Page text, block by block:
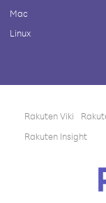
Mac
Linux
Rakuten Viki
Rakuten Insight